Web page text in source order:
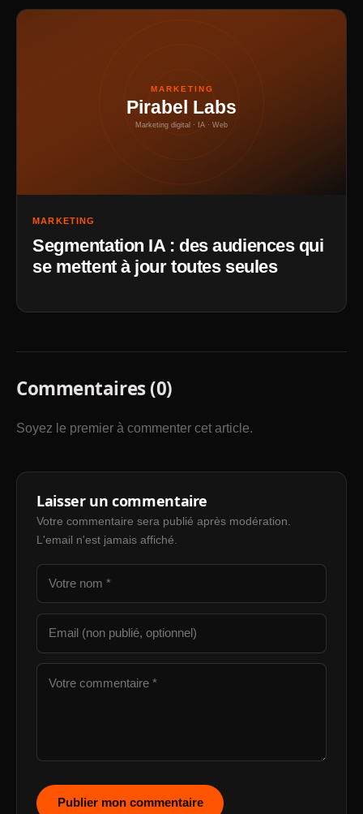
MARKETING
Pirabel Labs
Marketing digital · IA · Web
MARKETING
Segmentation IA : des audiences qui
se mettent à jour toutes seules
Commentaires (0)
Soyez le premier à commenter cet article.
Laisser un commentaire
Votre commentaire sera publié après modération.
L'email n'est jamais affiché.
Publier mon commentaire